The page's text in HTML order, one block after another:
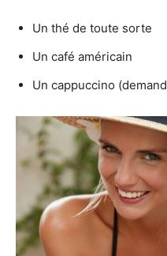
Un thé de toute sorte
Un café américain
Un cappuccino